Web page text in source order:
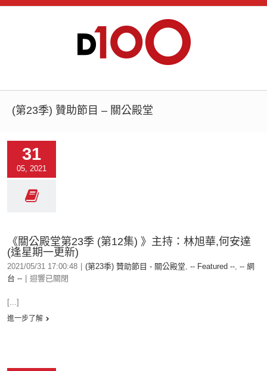
(第23季) 贊助節目 – 關公殿堂
31
05, 2021
《關公殿堂第23季 (第12集) 》主持：林旭華,何安達
(逢星期一更新)
2021/05/31 17:00:48 (第23季) 贊助節目 - 關公殿堂, -- Featured --, -- 網
台 --
迴響已關閉
[...]
進一步了解